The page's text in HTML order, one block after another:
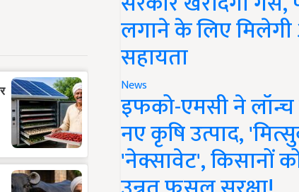
लगाने के लिए
सहायता
News
इफको-एमसी ने लॉन्च
नए कृषि उत्पाद,
'नेक्सावेट', किसानों